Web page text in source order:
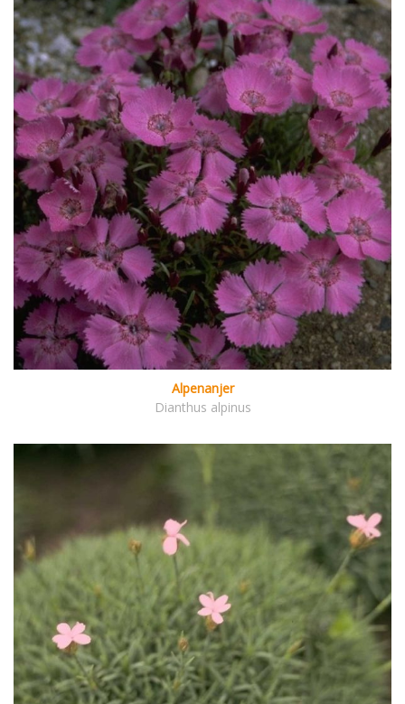
Alpenanjer
Dianthus alpinus